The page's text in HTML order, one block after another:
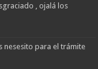
, ojalá los
nesesito para el trámite